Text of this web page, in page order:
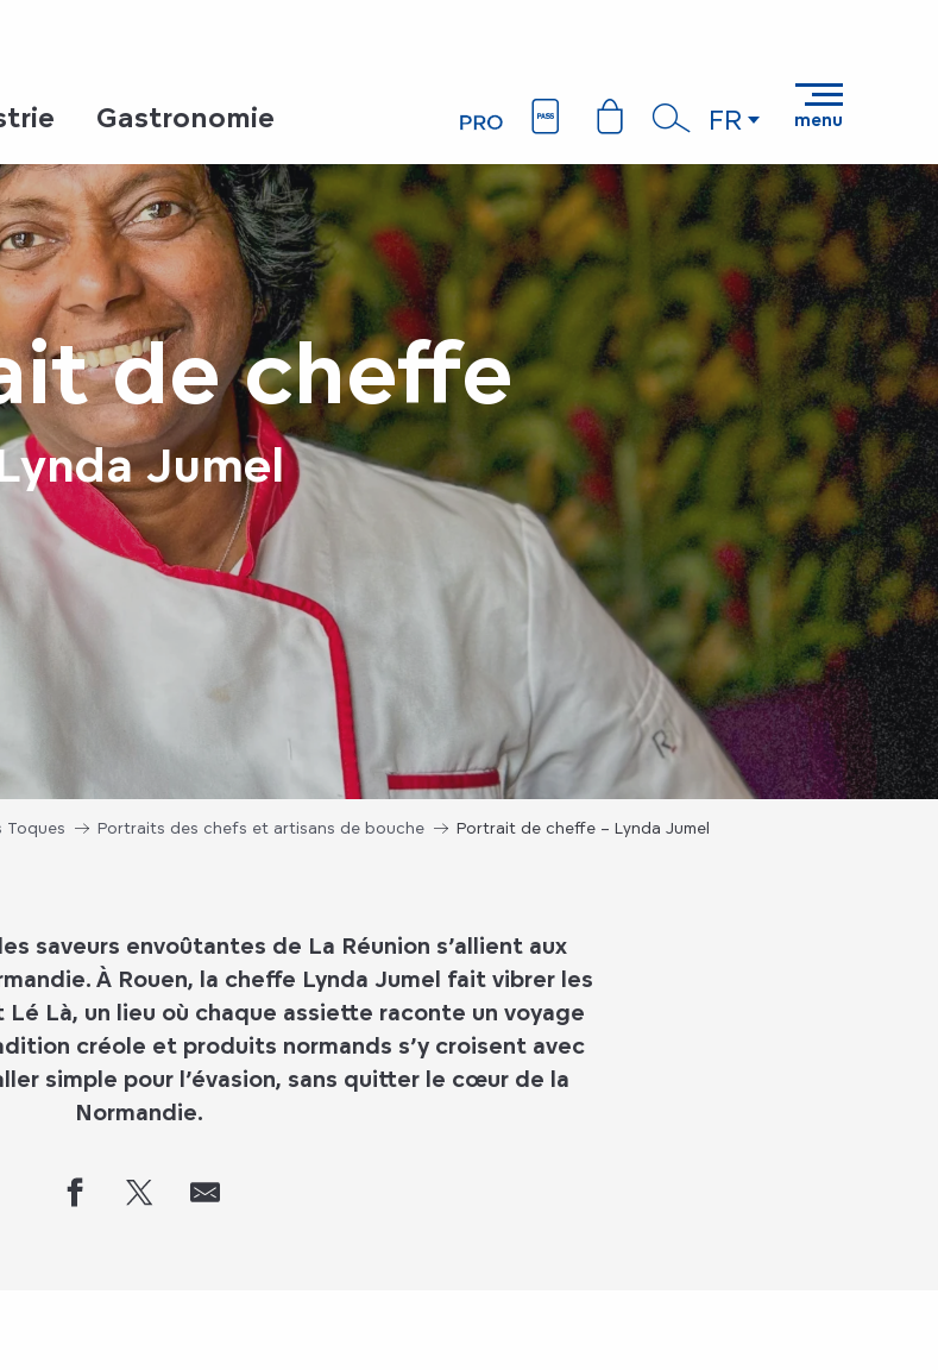
Recherche
FR menu
Gastronomie
de cheffe
Jumel
Toques Portraits des chefs et artisans de bouche Portrait de cheffe – Lynda Jumel
saveurs envoûtantes de La Réunion s’allient aux
À Rouen, la cheffe Lynda Jumel fait vibrer les
Là, un lieu où chaque assiette raconte un voyage
créole et produits normands s’y croisent avec
simple pour l’évasion, sans quitter le cœur de la
Normandie.